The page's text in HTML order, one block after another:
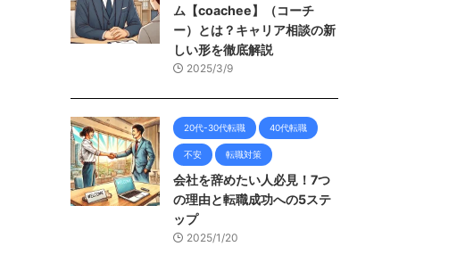
ム【coachee】（コーチ
ー）とは？キャリア相談の新
しい形を徹底解説
2025/3/9
20代-30代転職 40代転職
不安 転職対策
会社を辞めたい人必見！7つ
の理由と転職成功への5ステ
ップ
2025/1/20